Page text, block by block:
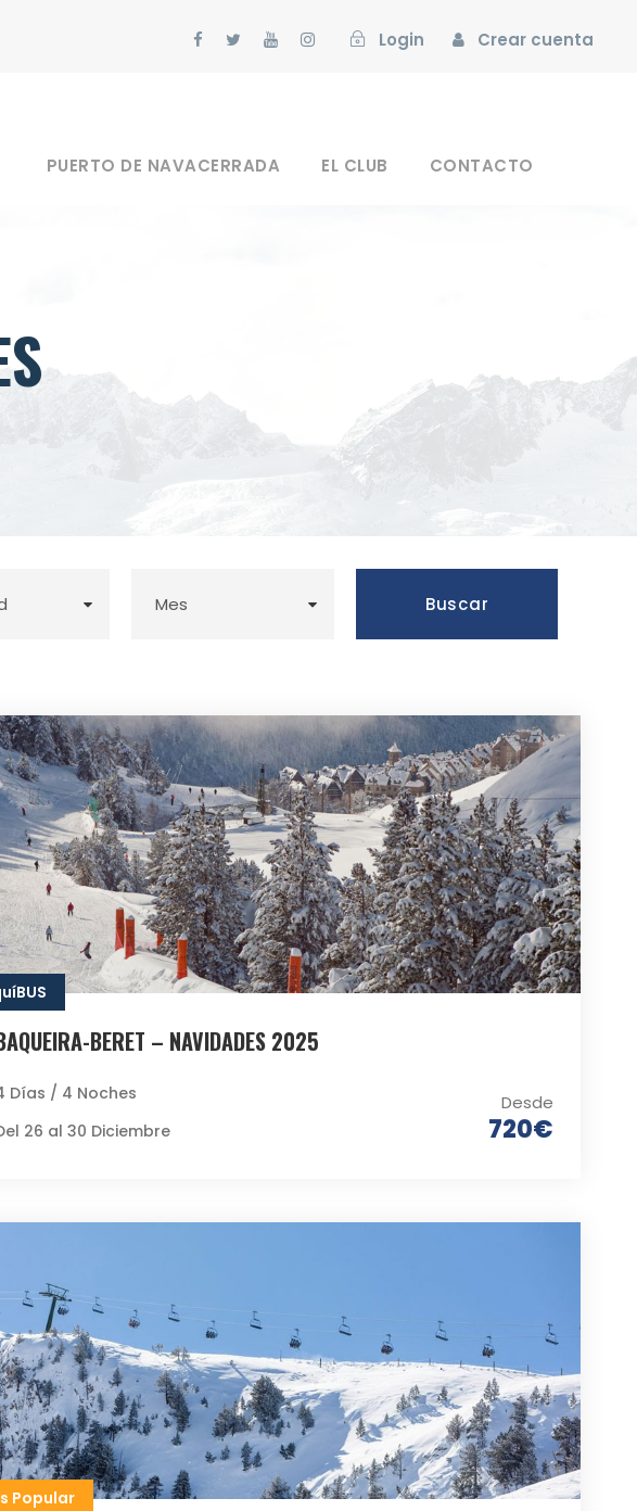
Login Crear cuenta
PUERTO DE NAVACERRADA EL CLUB CONTACTO
BERET – NAVIDADES 2025
Desde
720€
Días / 4 Noches
26 al 30 Diciembre
Popular